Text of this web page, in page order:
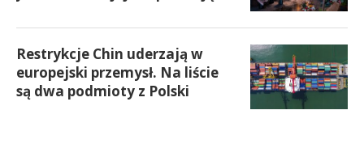
Restrykcje Chin uderzają w
europejski przemysł. Na liście
są dwa podmioty z Polski